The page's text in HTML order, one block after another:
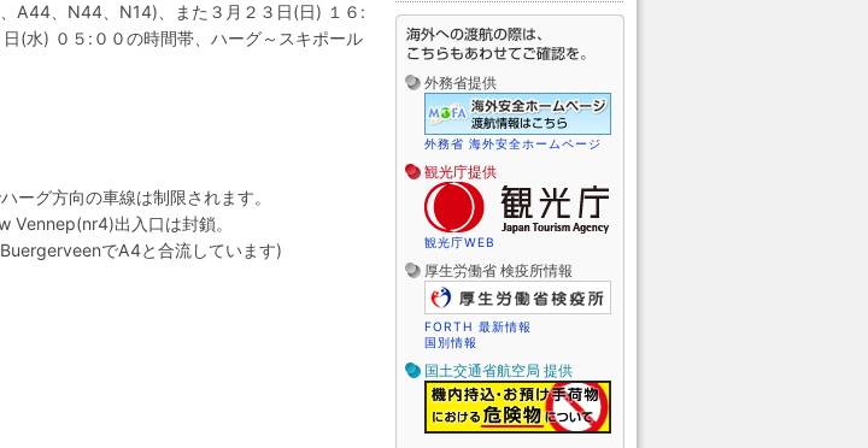
A44、N44、N14)、また３月２３日(日) １６:
(水) ０５:００の時間帯、ハーグ～スキポール
グ方向の車線は制限されます。
出入口は封鎖。
でA4と合流しています)
外務省提供
外務省 海外安全ホームページ
観光庁提供
観光庁WEB
厚生労働省 検疫所情報
FORTH 最新情報
国別情報
国土交通省航空局 提供